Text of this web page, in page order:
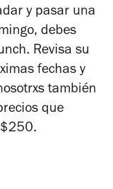
y pasar una
debes
Revisa su
fechas y
también
que